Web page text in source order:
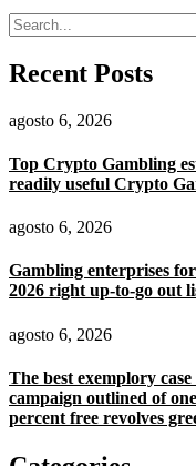
Recent Posts
agosto 6, 2026
Top Crypto Gambling
readily useful Crypto
agosto 6, 2026
Gambling enterprises
2026 right up-to-go out
agosto 6, 2026
The best exemplory
campaign outlined of
percent free revolves